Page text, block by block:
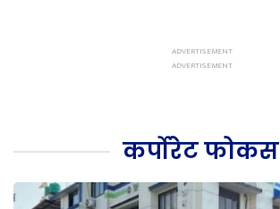
कर्पोरेट फोकस